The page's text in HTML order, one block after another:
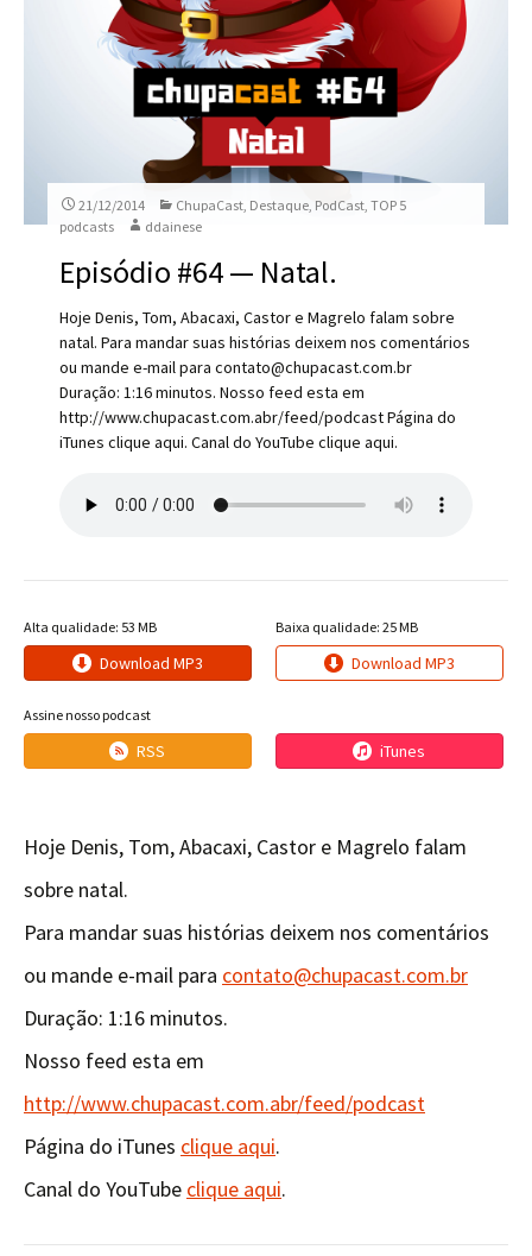
21/12/2014 ChupaCast, Destaque, PodCast,TOP 5
podcasts
ddainese
Episódio #64 — Natal.
Hoje Denis, Tom, Abacaxi, Castor e Magrelo falam sobre
natal. Para mandar suas histórias deixem nos comentários
ou mande e-mail para contato@chupacast.com.br
Duração: 1:16 minutos. Nosso feed esta em
http://www.chupacast.com.abr/feed/podcast Página do
iTunes clique aqui. Canal do YouTube clique aqui.
Alta qualidade: 53 MB
Download MP3
Baixa qualidade: 25 MB
Download MP3
Assine nosso podcast
RSS iTunes
Hoje Denis, Tom, Abacaxi, Castor e Magrelo falam
sobre natal.
Para mandar suas histórias deixem nos comentários
ou mande e-mail para contato@chupacast.com.br
Duração: 1:16 minutos.
Nosso feed esta em
http://www.chupacast.com.abr/feed/podcast
Página do iTunes clique aqui.
Canal do YouTube clique aqui.